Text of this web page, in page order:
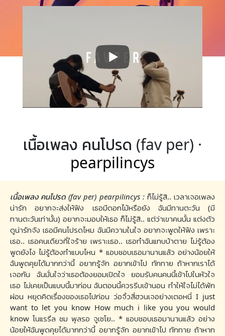
เนื้อเพลง คนโปรด (fav per) ·
pearpilincys
เนื้อเพลง คนโปรด (fav per) pearpilincys : ก็ไม่รู้สิ.. เวลาเจอเพลง
น่ารัก อยากจะส่งให้ฟัง เธอมีดอกไม้หรือยัง ฉันมีทานตะวัน (มี
ทานตะวันเท่านั้น) อยากจะมอบให้เธอ ก็ไม่รู้สิ.. แต่ว่าเขาคนนั้น แต่งตัว
ดูน่ารักจัง เธอมีคนโปรดไหม ฉันมีความในใจ อยากจะพูดให้ฟัง เพราะ
เธอ.. เธอคนเดียวที่ใจร้าย เพราะเธอ.. เธอทำฉันแทบบ้าตาย ไม่รู้ต้อง
พูดยังไง ไม่รู้ต้องทำแบบไหน * แอบชอบเธอมานานแล้ว อย่างน้อยให้
ฉันพูดคุยได้มากกว่านี้ อยากรู้จัก อยากเข้าไป ทักทาย ถ้าหากเราได้
เจอกัน ฉันมั่นใจว่าเธอต้องยอมเปิดใจ ยอมรับคนคนนี้เข้าไปในหัวใจ
เธอ ไม่เคยเป็นแบบนี้มาก่อน ฉันตอนนี้ควรรีบเข้านอน ทำให้ใจไม่ได้พัก
ผ่อน หยุดคิดเรื่องของเธอไปก่อน ว่อจิ้วสี่ฮวนเจอย่างเตอหนี่ I just
want to let you know How much i like you you would
know โนแรรึล ชม พุลรอ จูเซโย.. * แอบชอบเธอมานานแล้ว อย่าง
น้อยให้ฉันพูดคุยได้มากกว่านี้ อยากรู้จัก อยากเข้าไป ทักทาย ถ้าหาก